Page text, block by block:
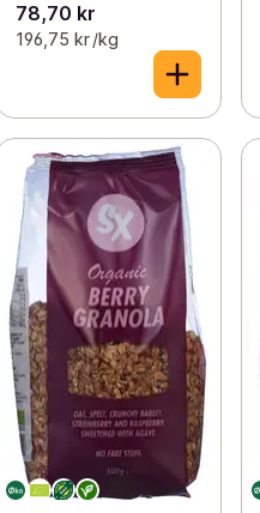
78,70 kr
196,75 kr /kg